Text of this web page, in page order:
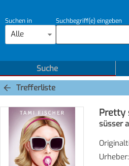
Suchen in
Alle
Suchbegriff(e) eingeben
Suche
Trefferliste
Pretty
süsser
Urheber: